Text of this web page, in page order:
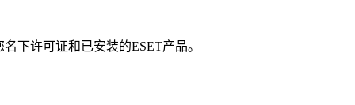
下许可证和已安装的ESET产品。